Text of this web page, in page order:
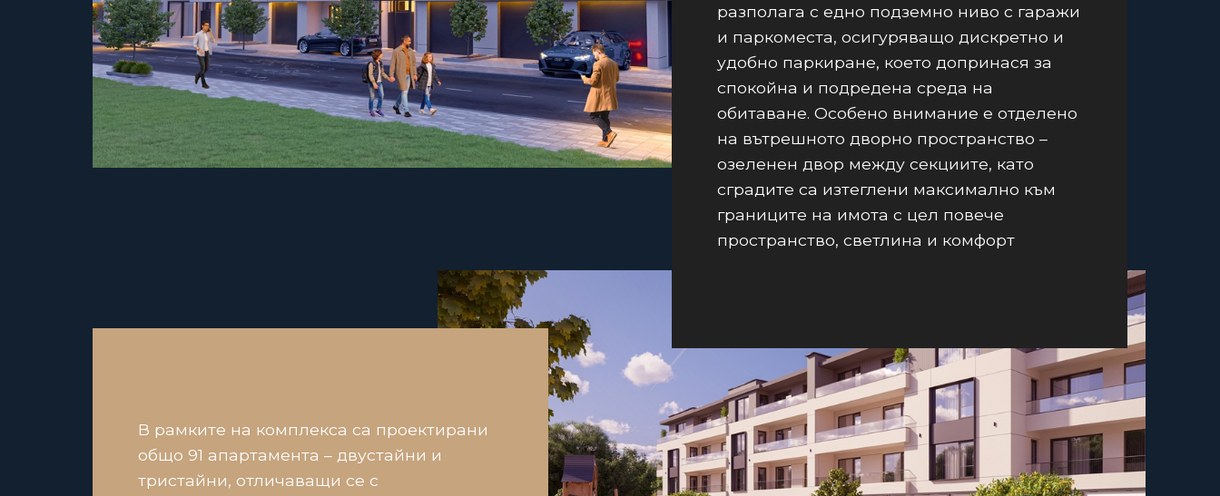
разполага с едно подземно ниво с гаражи
и паркоместа, осигуряващо дискретно и
удобно паркиране, което допринася за
спокойна и подредена среда на
обитаване. Особено внимание е отделено
на вътрешното дворно пространство –
озеленен двор между секциите, като
сградите са изтеглени максимално към
границите на имота с цел повече
пространство, светлина и комфорт
В рамките на комплекса са проектирани
общо 91 апартамента – двустайни и
тристайни, отличаващи се с